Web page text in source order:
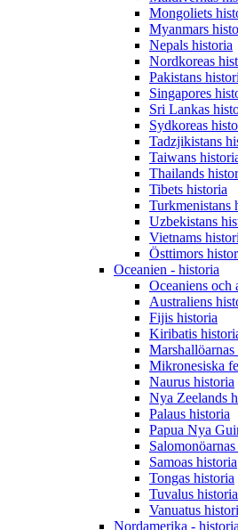
Mongoliets
Myanmars
Nepals historia
Nordkoreas
Pakistans
Singapores
Sri Lankas
Sydkoreas
Tadzjikistans
Taiwans
Thailands
Tibets historia
Turkmenistans
Uzbekistans
Vietnams
Östtimors
Oceanien - historia
Oceaniens och
Australiens
Fijis historia
Kiribatis
Marshallöarnas
Mikronesiska
Naurus historia
Nya Zeelands
Palaus historia
Papua Nya
Samoas historia
Tongas historia
Tuvalus historia
Vanuatus
Nordamerika - historia